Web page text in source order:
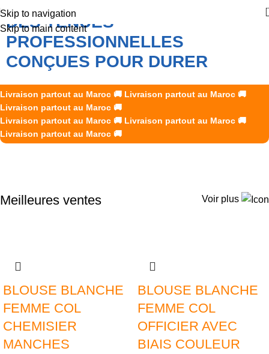
Skip to navigation
Skip to main content
DES TENUES
PROFESSIONNELLES
CONÇUES POUR DURER
K2R Creations accompagne les professionnels marocains
avec des vêtements de travail et des EPI fiables, durables et
adaptés aux exigences de chaque métier.
Découvrir nos produits
Livraison partout au Maroc 🚚 Livraison partout au Maroc 🚚
Livraison partout au Maroc 🚚
Livraison partout au Maroc 🚚 Livraison partout au Maroc 🚚
Livraison partout au Maroc 🚚
Meilleures ventes Voir plus
BLOUSE BLANCHE
FEMME COL
CHEMISIER
MANCHES
BLOUSE BLANCHE
FEMME COL
OFFICIER AVEC
BIAIS COULEUR